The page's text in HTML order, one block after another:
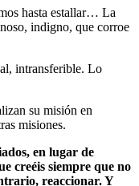
hasta estallar… La
indigno, que corroe
intransferible. Lo
su misión en
misiones.
en lugar de
creéis siempre que no
reaccionar. Y